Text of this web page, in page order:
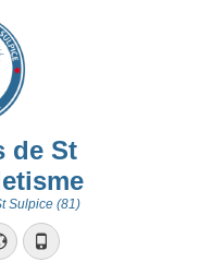
de St
Sulpice (81)
Site
web
Tél